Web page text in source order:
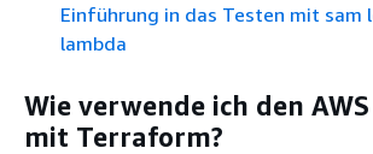
Einführung in das Testen mit sam
lambda
Wie verwende ich den AWS
mit Terraform?